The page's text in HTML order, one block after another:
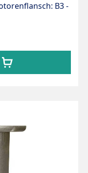
B3 -
- 47SS - 66 -